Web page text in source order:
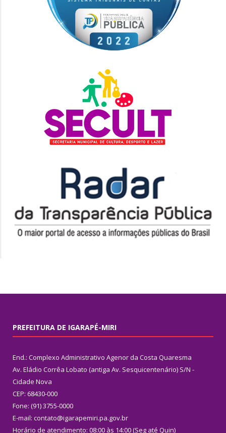
PREFEITURA DE IGARAPÉ-MIRI
End.: Complexo Administrativo Agenor da Costa Quaresma
Av. Eládio Corrêa Lobato (antiga Av. Sesquicentenário) S/N -
Cidade Nova
CEP: 68430-000
Fone: (91) 3755-0000
E-mail: contato@igarapemiri.pa.gov.br
Horário de atendimento: 08:00 às 14:00 (Seg até Quin)